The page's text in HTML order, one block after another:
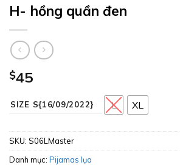
H- hồng quần đen
$45
SIZE S{16/09/2022} L XL
SKU: S06LMaster
Danh mục: Pijamas lụa